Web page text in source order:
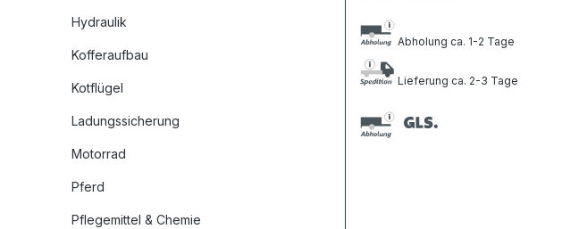
Hydraulik
Kofferaufbau
Kotflügel
Ladungssicherung
Motorrad
Pferd
Pflegemittel & Chemie
Abholung ca. 1-2 Tage
Lieferung ca. 2-3 Tage